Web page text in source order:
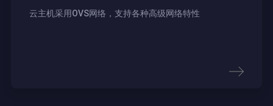
云主机采用OVS网络，支持各种高级网络特性